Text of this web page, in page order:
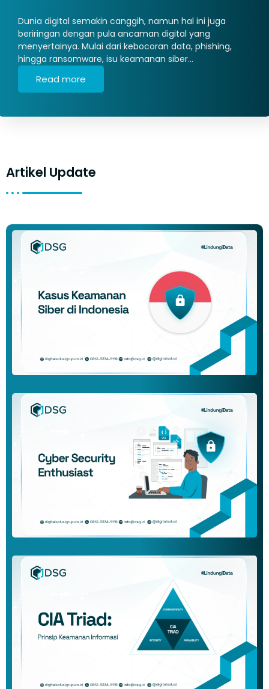
Dunia digital semakin canggih, namun hal ini juga
beriringan dengan pula ancaman digital yang
menyertainya. Mulai dari kebocoran data, phishing,
hingga ransomware, isu keamanan siber…
Read more
Artikel Update